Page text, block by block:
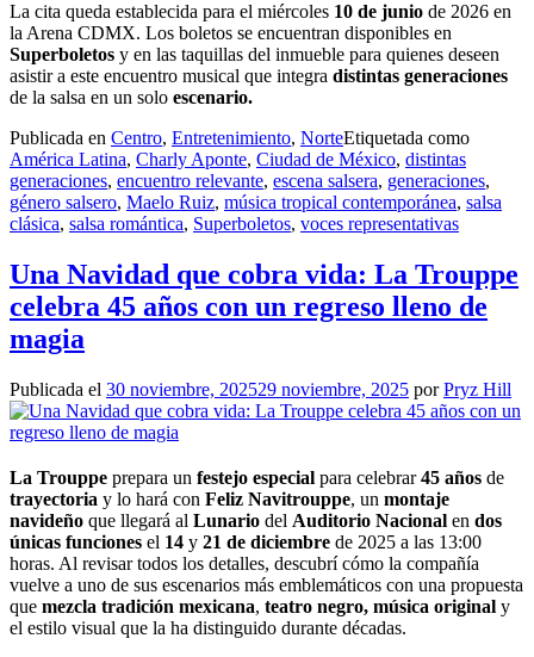
La cita queda establecida para el miércoles 10 de junio de 2026 en
la Arena CDMX. Los boletos se encuentran disponibles en
Superboletos y en las taquillas del inmueble para quienes deseen
asistir a este encuentro musical que integra distintas generaciones
de la salsa en un solo escenario.
Publicada en Centro, Entretenimiento, NorteEtiquetada como
América Latina, Charly Aponte, Ciudad de México, distintas
generaciones, encuentro relevante, escena salsera, generaciones,
género salsero, Maelo Ruiz, música tropical contemporánea, salsa
clásica, salsa romántica, Superboletos, voces representativas
Una Navidad que cobra vida: La Trouppe
celebra 45 años con un regreso lleno de
magia
Publicada el 30 noviembre, 202529 noviembre, 2025 porPryz Hill
La Trouppe prepara un festejo especial para celebrar45 años de
trayectoria y lo hará con Feliz Navitrouppe, un montaje
navideño que llegará al Lunario del Auditorio Nacional en dos
únicas funciones el 14 y 21 de diciembre de 2025 a las 13:00
horas. Al revisar todos los detalles, descubrí cómo la compañía
vuelve a uno de sus escenarios más emblemáticos con una propuesta
que mezcla tradición mexicana, teatro negro, música original y
el estilo visual que la ha distinguido durante décadas.